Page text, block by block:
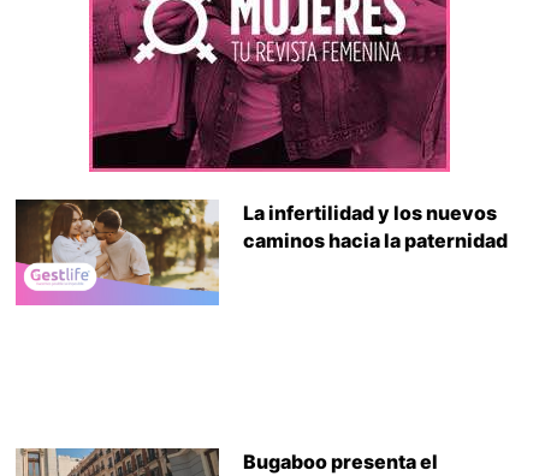
La infertilidad y los nuevos
caminos hacia la paternidad
Bugaboo presenta el